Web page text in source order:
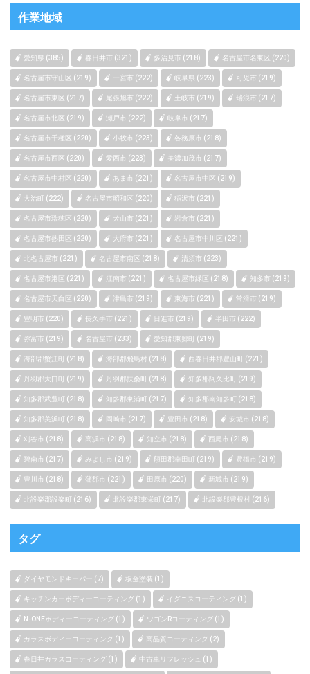
作業地域
愛知県 (385) 春日井市 (321) 多治見市 (218) 名古屋市名東区 (220)
名古屋市守山区 (219) 一宮市 (222) 岐阜県 (223) 可児市 (219)
名古屋市東区 (217) 尾張旭市 (222) 土岐市 (219) 瑞浪市 (217)
名古屋市北区 (219) 瀬戸市 (222) 岐阜市 (217)
名古屋市千種区 (220) 小牧市 (223) 各務原市 (218)
名古屋市西区 (220) 愛西市 (223) 美濃加茂市 (217)
名古屋市中村区 (220) あま市 (221) 名古屋市中区 (219)
大治町 (222) 名古屋市昭和区 (220) 稲沢市 (221)
名古屋市瑞穂区 (220) 犬山市 (221) 岩倉市 (221)
名古屋市熱田区 (220) 大府市 (221) 名古屋市中川区 (221)
北名古屋市 (221) 名古屋市南区 (218) 清須市 (223)
名古屋市港区 (221) 江南市 (221) 名古屋市緑区 (218) 知多市 (219)
名古屋市天白区 (220) 津島市 (219) 東海市 (221) 常滑市 (219)
豊明市 (220) 長久手市 (221) 日進市 (219) 半田市 (222)
弥富市 (219) 名古屋市 (233) 愛知郡東郷町 (219)
海部郡蟹江町 (218) 海部郡飛鳥村 (218) 西春日井郡豊山町 (221)
丹羽郡大口町 (219) 丹羽郡扶桑町 (218) 知多郡阿久比町 (219)
知多郡武豊町 (218) 知多郡東浦町 (217) 知多郡南知多町 (218)
知多郡美浜町 (218) 岡崎市 (217) 豊田市 (218) 安城市 (218)
刈谷市 (218) 高浜市 (218) 知立市 (218) 西尾市 (218)
碧南市 (217) みよし市 (219) 額田郡幸田町 (219) 豊橋市 (219)
豊川市 (218) 蒲郡市 (221) 田原市 (220) 新城市 (219)
北設楽郡設楽町 (216) 北設楽郡東栄町 (217) 北設楽郡豊根村 (216)
タグ
ダイヤモンドキーパー (7) 板金塗装 (1)
キッチンカーボディーコーティング (1) イグニスコーティング (1)
N-ONEボディーコーティング (1) ワゴンRコーティング (1)
ガラスボディーコーティング (1) 高品質コーティング (2)
春日井ガラスコーティング (1) 中古車リフレッシュ (1)